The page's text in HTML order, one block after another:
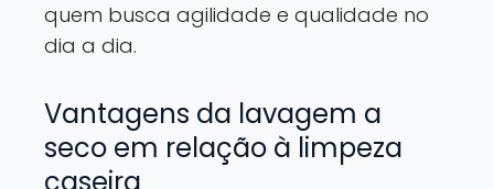
quem busca agilidade e qualidade no
dia a dia.
Vantagens da lavagem a
seco em relação à limpeza